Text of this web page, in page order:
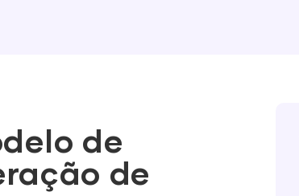
de
de